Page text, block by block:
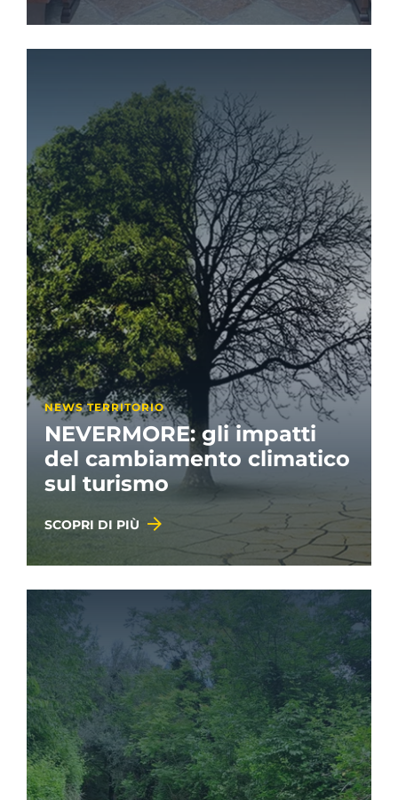
NEWS TERRITORIO
NEVERMORE: gli impatti
del cambiamento climatico
sul turismo
SCOPRI DI PIÙ